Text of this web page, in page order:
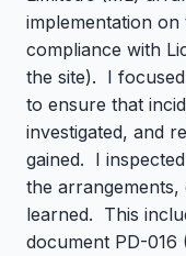
implementation
compliance with
the site). I
to ensure that
investigated, and
gained. I
the arrangements,
learned. This
document PD-016